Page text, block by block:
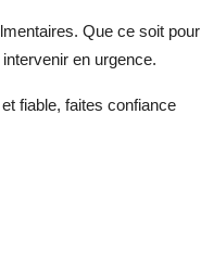
Que ce soit pour
en urgence.
fiable, faites confiance